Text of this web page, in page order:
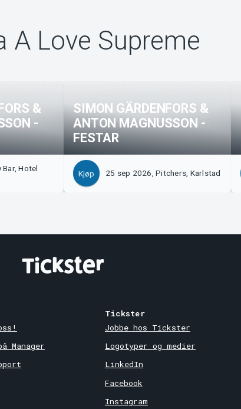
A Love Supreme
&
-
Hotel
SIMON GÄRDENFORS &
ANTON MAGNUSSON -
FESTAR
Kjøp 25 sep 2026, Pitchers, Karlstad
Manager
Tickster
Jobbe hos Tickster
Logotyper og medier
LinkedIn
Facebook
Instagram